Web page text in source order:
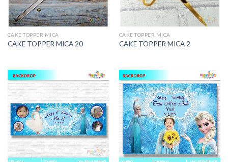
CAKE TOPPER MICA
CAKE TOPPER MICA 20
CAKE TOPPER MICA
CAKE TOPPER MICA 2